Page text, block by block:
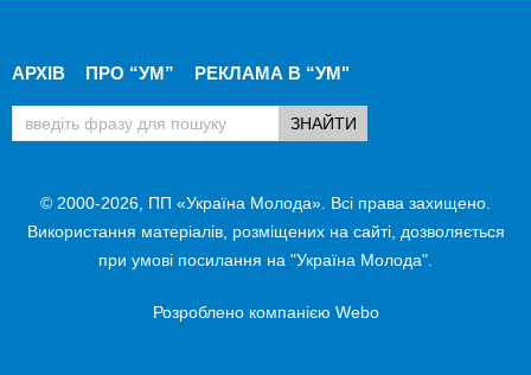
АРХІВ ПРО “УМ” РЕКЛАМА В “УМ"
© 2000-2026, ПП «Україна Молода». Всі права захищено.
Використання матеріалів, розміщених на сайті, дозволяється
при умові посилання на "Україна Молода".
Розроблено компанією Webo